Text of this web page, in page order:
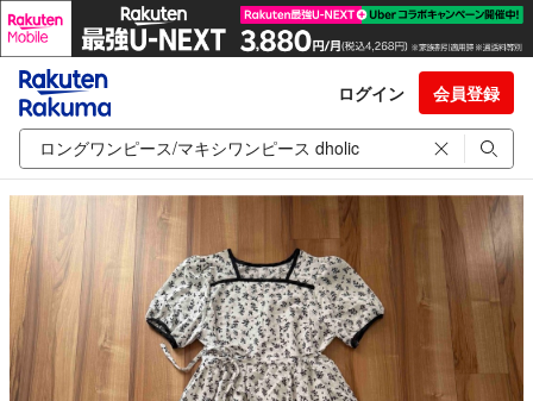
ログイン 会員登録